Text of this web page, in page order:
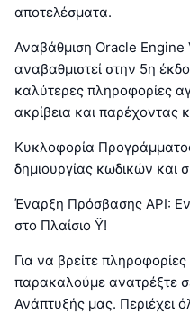
αποτελέσματα.
Αναβάθμιση Oracle
αναβαθμιστεί στην 5η
καλύτερες πληροφορίες
ακρίβεια και παρέχοντας
Κυκλοφορία
δημιουργίας κωδικών
Έναρξη Πρόσβασης API:
στο Πλαίσιο Ÿ!
Για να βρείτε
παρακαλούμε ανατρέξτε
Ανάπτυξής μας. Περιέχει